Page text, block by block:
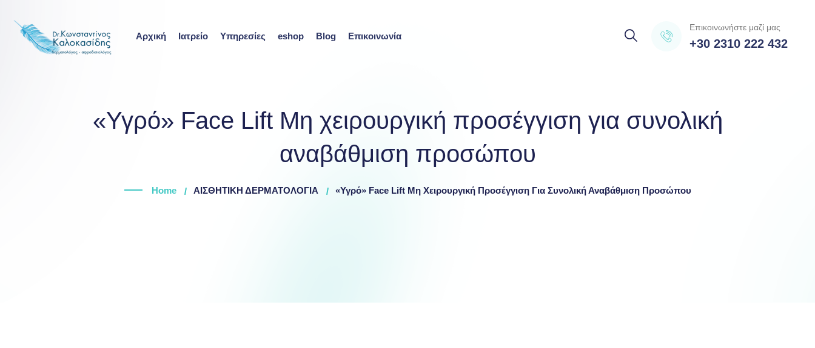
content
Αρχική Ιατρείο Υπηρεσίες eshop Blog Επικοινωνία
Επικοινωνήστε μαζί μας
+30 2310 222 432
«Υγρό» Face Lift Μη χειρουργική προσέγγιση για συνολική
αναβάθμιση προσώπου
Home ΑΙΣΘΗΤΙΚΗ ΔΕΡΜΑΤΟΛΟΓΙΑ «Υγρό» Face Lift Μη Χειρουργική Προσέγγιση Για Συνολική Αναβάθμιση Προσώπου